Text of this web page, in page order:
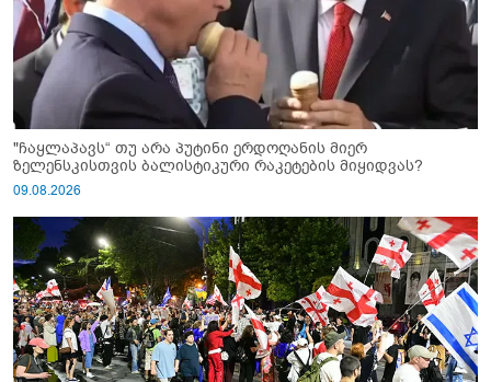
"ჩაყლაპავს“ თუ არა პუტინი ერდოღანის მიერ
ზელენსკისთვის ბალისტიკური რაკეტების მიყიდვას?
09.08.2026